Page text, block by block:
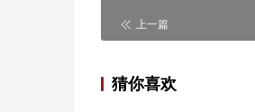
上一篇
猜你喜欢